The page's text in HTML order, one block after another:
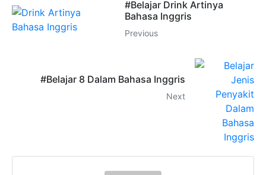
#Belajar Drink Artinya
Bahasa Inggris
Previous
#Belajar 8 Dalam Bahasa Inggris
Next